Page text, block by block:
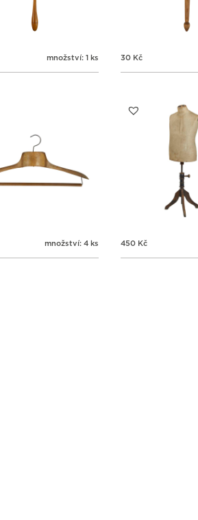
množství: 1 ks 30 Kč
množství: 4 ks 450 Kč